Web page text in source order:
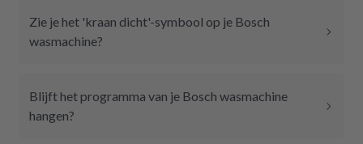
Zie je het 'kraan dicht'-symbool op je Bosch
wasmachine?
Blijft het programma van je Bosch wasmachine
hangen?